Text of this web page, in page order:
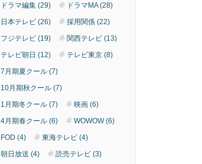
ドラマ編集 (29)
ドラマMA (28)
日本テレビ (26)
採用関係 (22)
フジテレビ (19)
関西テレビ (13)
テレビ朝日 (12)
テレビ東京 (8)
7月期夏クール (7)
10月期秋クール (7)
1月期冬クール (7)
映画 (6)
4月期春クール (6)
WOWOW (6)
FOD (4)
東海テレビ (4)
朝日放送 (4)
読売テレビ (3)